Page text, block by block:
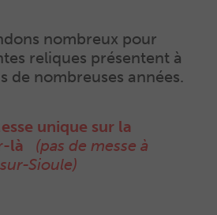
nombreux pour
reliques présentent à
de nombreuses années.
unique sur la
là (pas de messe à
Sioule)